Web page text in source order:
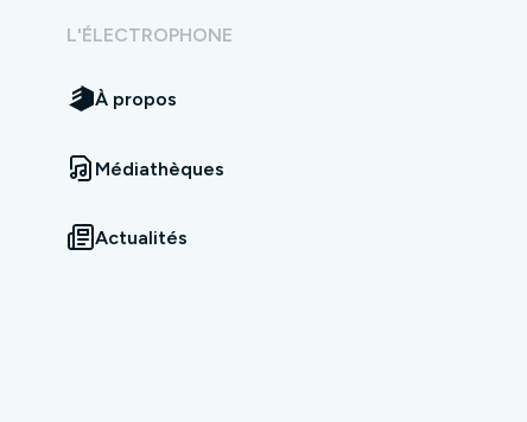
L'ÉLECTROPHONE
À propos
Médiathèques
Actualités